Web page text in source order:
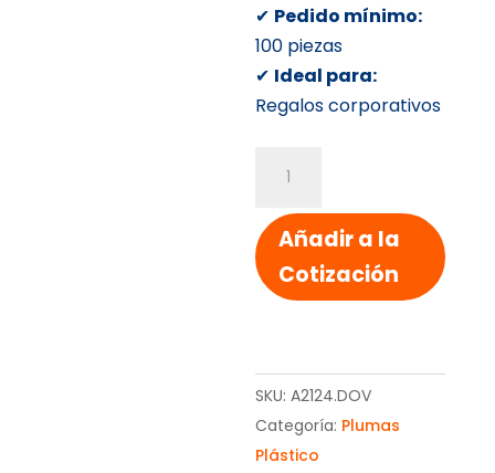
✔ Pedido mínimo:
100 piezas
✔ Ideal para:
Regalos corporativos
PLASTICO
VALDIVIA
cantidad
Añadir a la
Cotización
SKU:A2124.DOV
Categoría: Plumas
Plástico